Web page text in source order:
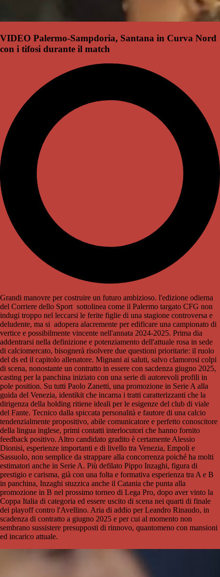
VIDEO Palermo-Sampdoria, Santana in Curva Nord
con i tifosi durante il match
Grandi manovre per costruire un futuro ambizioso. l'edizione odierna
del Corriere dello Sport sottolinea come il Palermo targato CFG non
indugi troppo nel leccarsi le ferite figlie di una stagione controversa e
deludente, ma si adopera alacremente per edificare una campionato di
vertice e possibilmente vincente nell'annata 2024-2025. Prima dia
addentrarsi nella definizione e potenziamento dell'attuale rosa in sede
di calciomercato, bisognerà risolvere due questioni prioritarie: il ruolo
del ds ed il capitolo allenatore. Mignani ai saluti, salvo clamorosi colpi
di scena, nonostante un contratto in essere con sacdenza giugno 2025,
casting per la panchina iniziato con una serie di autorevoli profili in
pole position. Su tutti Paolo Zanetti, una promozione in Serie A alla
guida del Venezia, identikit che incarna i tratti caratterizzanti che la
dirigenza della holding ritiene ideali per le esigenze del club di viale
del Fante. Tecnico dalla spiccata personalità e fautore di una calcio
tendenzialmente propositivo, abile comunicatore e perfetto conoscitore
della lingua inglese, primi contatti interlocutori che hanno fornito
feedback positivo. Altro candidato gradito è certamente Alessio
Dionisi, esperienze importanti e di livello tra Venezia, Empoli e
Sassuolo, non semplice da strappare alla concorrenza poiché ha molti
estimatori anche in Serie A. Più defilato Pippo Inzaghi, figura di
prestigio e carisma, già con una folta e formativa esperienza tra A e B
in panchina, Inzaghi stuzzica anche il Catania che punta alla
promozione in B nel prossimo torneo di Lega Pro, dopo aver vinto la
Coppa Italia di categoria ed essere uscito di scena nei quarti di finale
dei playoff contro l'Avellino. Aria di addio per Leandro Rinaudo, in
scadenza di contratto a giugno 2025 e per cui al momento non
sembrano sussistere presupposti di rinnovo, quantomeno con mansioni
ed incarico attuale.